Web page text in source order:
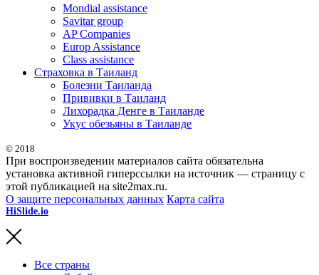
Mondial assistance
Savitar group
AP Companies
Europ Assistance
Class assistance
Страховка в Таиланд
Болезни Таиланда
Прививки в Таиланд
Лихорадка Денге в Таиланде
Укус обезьяны в Таиланде
© 2018
При воспроизведении материалов сайта обязательна
установка активной гиперссылки на источник — страницу с
этой публикацией на site2max.ru.
О защите персональных данных Карта сайта
HiSlide.io
Все страны